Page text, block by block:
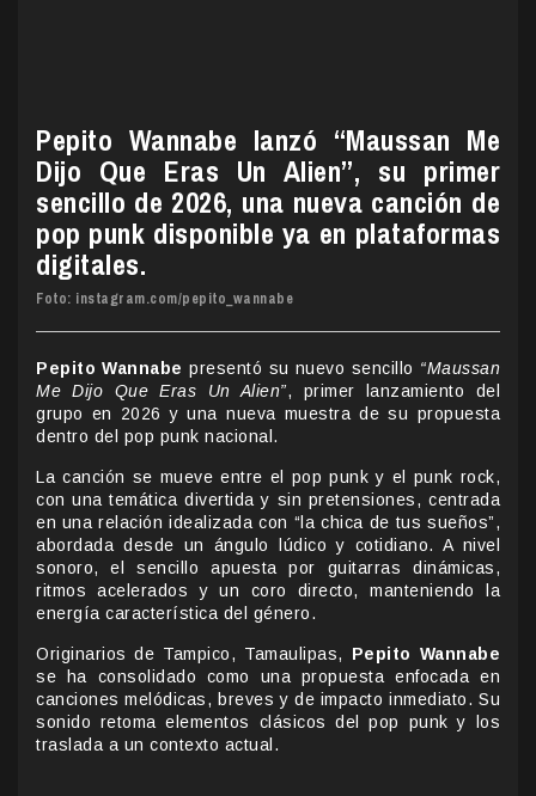
Pepito Wannabe lanzó “Maussan Me
Dijo Que Eras Un Alien”, su primer
sencillo de 2026, una nueva canción de
pop punk disponible ya en plataformas
digitales.
Foto: instagram.com/pepito_wannabe
Pepito Wannabe presentó su nuevo sencillo “Maussan
Me Dijo Que Eras Un Alien”, primer lanzamiento del
grupo en 2026 y una nueva muestra de su propuesta
dentro del pop punk nacional.
La canción se mueve entre el pop punk y el punk rock,
con una temática divertida y sin pretensiones, centrada
en una relación idealizada con “la chica de tus sueños”,
abordada desde un ángulo lúdico y cotidiano. A nivel
sonoro, el sencillo apuesta por guitarras dinámicas,
ritmos acelerados y un coro directo, manteniendo la
energía característica del género.
Originarios de Tampico, Tamaulipas, Pepito Wannabe
se ha consolidado como una propuesta enfocada en
canciones melódicas, breves y de impacto inmediato. Su
sonido retoma elementos clásicos del pop punk y los
traslada a un contexto actual.